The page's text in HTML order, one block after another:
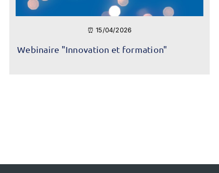
⏰ 15/04/2026
Webinaire "Innovation et formation"